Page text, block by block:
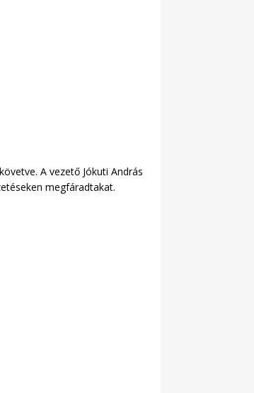
A vezető Jókuti András
megfáradtakat.